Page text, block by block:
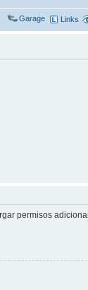
Garage Links
permisos